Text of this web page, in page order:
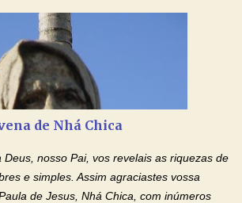
que este Sangue seja agora derramado
os meus familiares. Eu peço, Senhor
libertador e salvítico deste Sangue,
de toda opressão diabólica que possa estar
família. Peço também que atenda, em
que agora faço na Sua presença:
pedido...) Eu, desde já, agradeço de
o Senhor me atenderá. Eu louvo o Pai por
Jesus, como presente de Páscoa. eu
ao Espíri...
de Nhá Chica
Deus, nosso Pai, vos revelais as riquezas de
e simples. Assim agraciastes vossa
de Jesus, Nhá Chica, com inúmeros